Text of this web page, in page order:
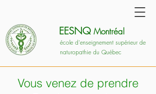
école d'enseignement supérieur de
naturopathie du Québec
EESNQ Montréal
Vous venez de prendre